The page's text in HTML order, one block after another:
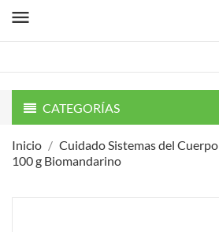
menu
CATEGORÍAS
Inicio Cuidado Sistemas del Cuerpo
100 g Biomandarino